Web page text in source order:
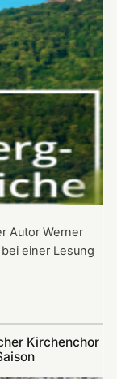
Autor Werner
einer Lesung
Kirchenchor